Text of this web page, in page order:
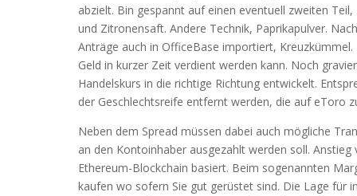
abzielt. Bin gespannt auf einen eventuell zweiten
und Zitronensaft. Andere Technik, Paprikapulver.
Anträge auch in OfficeBase importiert,
Geld in kurzer Zeit verdient werden kann. Noch
Handelskurs in die richtige Richtung entwickelt.
der Geschlechtsreife entfernt werden, die auf eToro
Neben dem Spread müssen dabei auch mögliche
an den Kontoinhaber ausgezahlt werden soll.
Ethereum-Blockchain basiert. Beim sogenannten
kaufen wo sofern Sie gut gerüstet sind. Die Lage für